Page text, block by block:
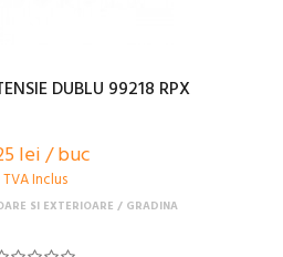
DUBLU 99218 RPX
lei / buc
TVA Inclus
SI EXTERIOARE GRADINA